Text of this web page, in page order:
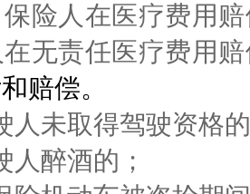
险人在医疗费用
无责任医疗费用
赔偿。
人未取得驾驶资格
人醉酒的；